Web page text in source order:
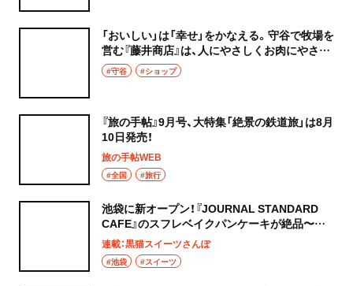
「おいしい」は「幸せ」をかなえる。守谷で牧場を
営む『藤井商店』は、人にやさしくお肉にやさし
く#守谷 #ショップ
『旅の手帖』9月号、大特集「絶景の鉄道旅」は8月
10日発売！
旅の手帖WEB
#全国 #旅行
池袋に新オープン！『JOURNAL STANDARD
CAFE』のスフレベイクパンケーキが絶品〜黒
猫スイーツ散歩 池袋編5〜
連載：黒猫スイーツさんぽ
#池袋 #スイーツ